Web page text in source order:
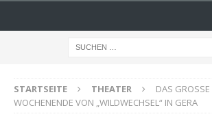
STARTSEITE THEATER
DAS GROSSE
WOCHENENDE VON „WILDWECHSEL“ IN GERA